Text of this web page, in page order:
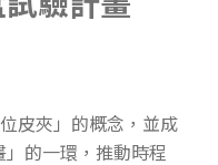
皮夾」的概念，並成
的一環，推動時程